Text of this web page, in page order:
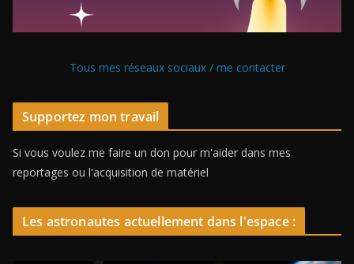
Tous mes réseaux sociaux / me contacter
Supportez mon travail
Si vous voulez me faire un don pour m'aider dans mes
reportages ou l'acquisition de matériel
Les astronautes actuellement dans l'espace :